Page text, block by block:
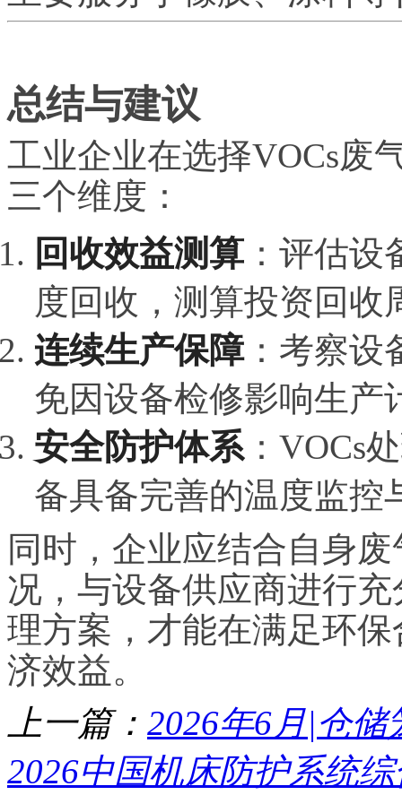
总结与建议
工业企业在选择VOCs废
三个维度：
回收效益测算 ：评估
度回收，测算投资回收
连续生产保障：考察设
免因设备检修影响生产
安全防护体系：VOCs
备具备完善的温度监控
同时，企业应结合自身
况，与设备供应商进行
理方案，才能在满足环
济效益。
上一篇： 2026年6月|仓储
2026中国机床防护系统